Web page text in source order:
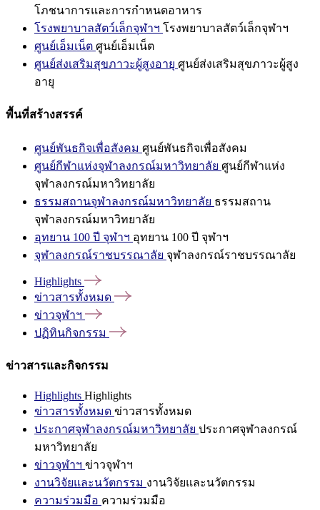
โภชนาการและการกำหนดอาหาร
โรงพยาบาลสัตว์เล็กจุฬาฯ โรงพยาบาลสัตว์เล็กจุฬาฯ
ศูนย์เอ็มเน็ต ศูนย์เอ็มเน็ต
ศูนย์ส่งเสริมสุขภาวะผู้สูงอายุ ศูนย์ส่งเสริมสุขภาวะผู้สูง
อายุ
พื้นที่สร้างสรรค์
ศูนย์พันธกิจเพื่อสังคม ศูนย์พันธกิจเพื่อสังคม
ศูนย์กีฬาแห่งจุฬาลงกรณ์มหาวิทยาลัย ศูนย์กีฬาแห่ง
จุฬาลงกรณ์มหาวิทยาลัย
ธรรมสถานจุฬาลงกรณ์มหาวิทยาลัย ธรรมสถาน
จุฬาลงกรณ์มหาวิทยาลัย
อุทยาน 100 ปี จุฬาฯ อุทยาน 100 ปี จุฬาฯ
จุฬาลงกรณ์ราชบรรณาลัย จุฬาลงกรณ์ราชบรรณาลัย
Highlights
ข่าวสารทั้งหมด
ข่าวจุฬาฯ
ปฏิทินกิจกรรม
ข่าวสารและกิจกรรม
Highlights Highlights
ข่าวสารทั้งหมด ข่าวสารทั้งหมด
ประกาศจุฬาลงกรณ์มหาวิทยาลัย ประกาศจุฬาลงกรณ์
มหาวิทยาลัย
ข่าวจุฬาฯ ข่าวจุฬาฯ
งานวิจัยและนวัตกรรม งานวิจัยและนวัตกรรม
ความร่วมมือ ความร่วมมือ